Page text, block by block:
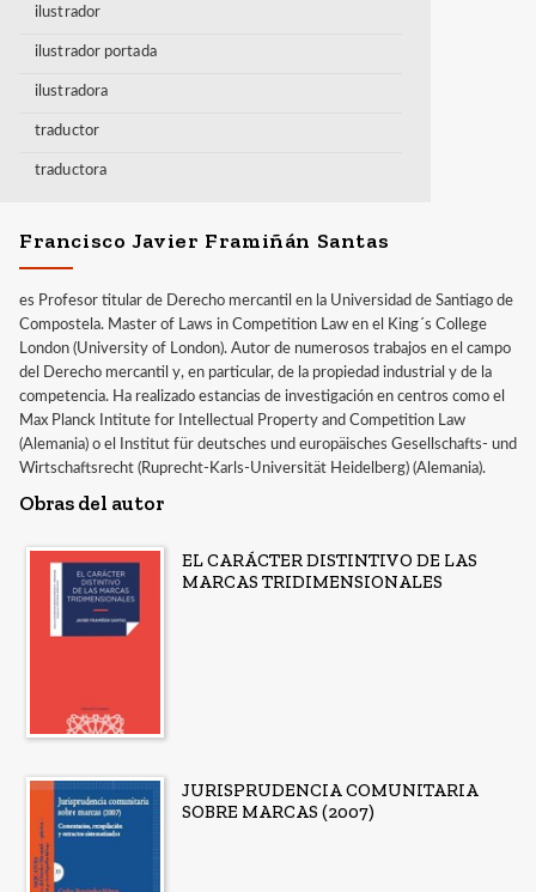
ilustrador
ilustrador portada
ilustradora
traductor
traductora
Francisco Javier Framiñán Santas
es Profesor titular de Derecho mercantil en la Universidad de Santiago de
Compostela. Master of Laws in Competition Law en el King´s College
London (University of London). Autor de numerosos trabajos en el campo
del Derecho mercantil y, en particular, de la propiedad industrial y de la
competencia. Ha realizado estancias de investigación en centros como el
Max Planck Intitute for Intellectual Property and Competition Law
(Alemania) o el Institut für deutsches und europäisches Gesellschafts- und
Wirtschaftsrecht (Ruprecht-Karls-Universität Heidelberg) (Alemania).
Obras del autor
EL CARÁCTER DISTINTIVO DE LAS
MARCAS TRIDIMENSIONALES
JURISPRUDENCIA COMUNITARIA
SOBRE MARCAS (2007)